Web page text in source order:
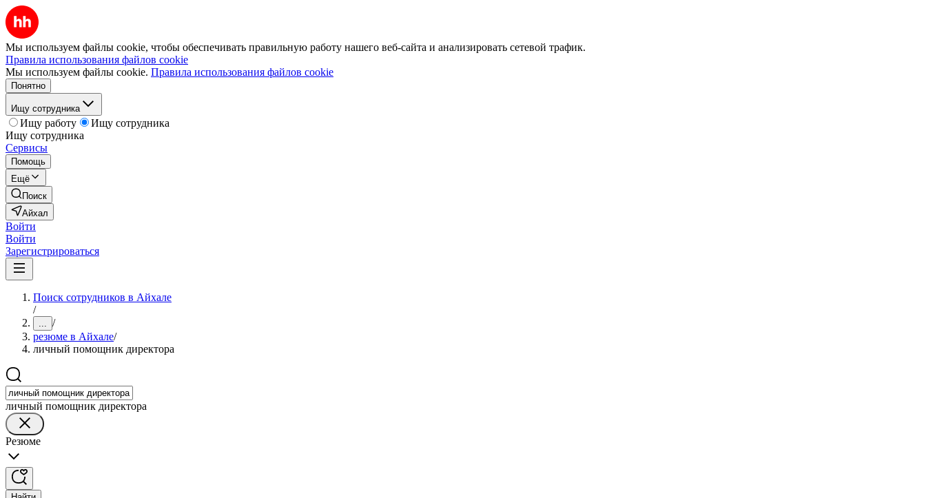
Мы используем файлы cookie, чтобы обеспечивать правильную работу нашего веб-сайта и анализировать сетевой трафик.
Правила использования файлов cookie
Мы используем файлы cookie. Правила использования файлов cookie
Понятно
Ищу сотрудника
Ищу работу
Ищу сотрудника
Ищу сотрудника
Сервисы
Помощь
Ещё
Поиск
Айхал
Войти
Войти
Зарегистрироваться
Поиск сотрудников в Айхале
/
... /
резюме в Айхале/
личный помощник директора
личный помощник директора
Резюме